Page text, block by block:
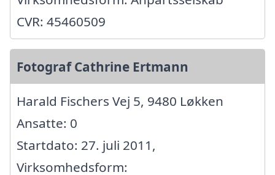
CVR: 45460509
Fotograf Cathrine Ertmann
Harald Fischers Vej 5, 9480 Løkken
Ansatte: 0
Startdato: 27. juli 2011,
Virksomhedsform: